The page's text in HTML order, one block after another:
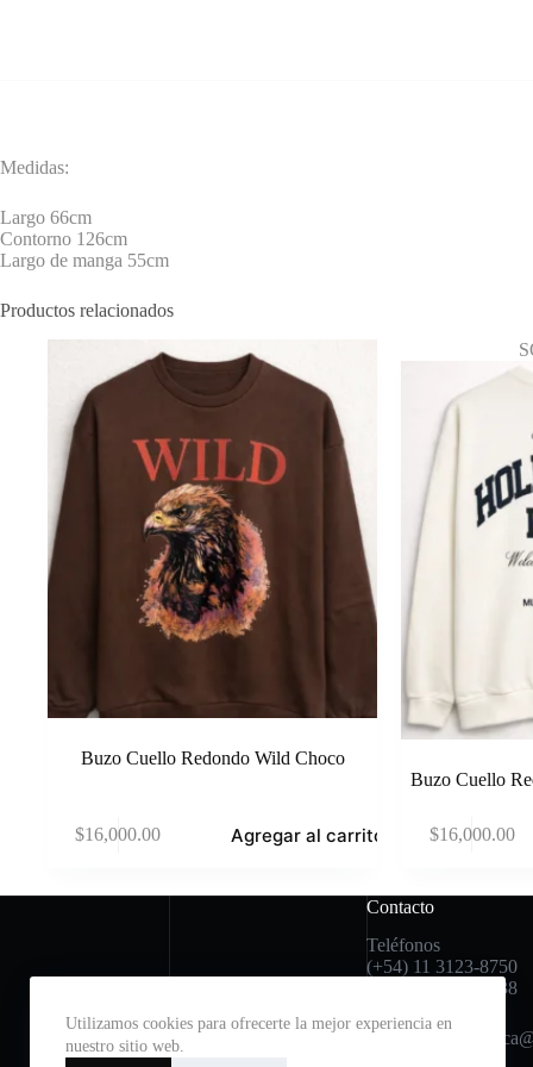
Utilizamos cookies para ofrecerte la mejor experiencia en
nuestro sitio web.
Medidas:
Largo 66cm
Contorno 126cm
Largo de manga 55cm
Productos relacionados
Buzo Cuello Redondo Wild Choco
$16,000.00 Agregar al carrito
Buzo Cuello
$16,000.00
Contacto
Teléfonos
(+54) 11 3123-8750
(+54) 11 2396-6038
Mail: